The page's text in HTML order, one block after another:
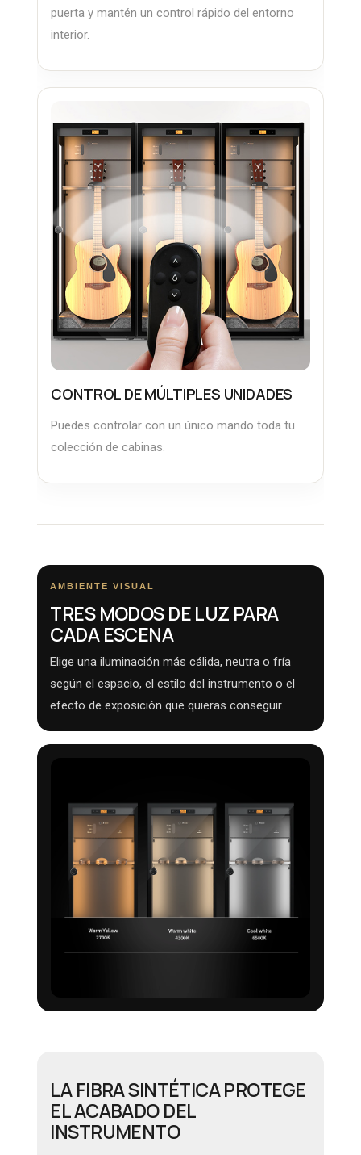
puerta y mantén un control rápido del entorno
interior.
CONTROL DE MÚLTIPLES UNIDADES
Puedes controlar con un único mando toda tu
colección de cabinas.
AMBIENTE VISUAL
TRES MODOS DE LUZ PARA
CADA ESCENA
Elige una iluminación más cálida, neutra o fría
según el espacio, el estilo del instrumento o el
efecto de exposición que quieras conseguir.
LA FIBRA SINTÉTICA PROTEGE
EL ACABADO DEL
INSTRUMENTO